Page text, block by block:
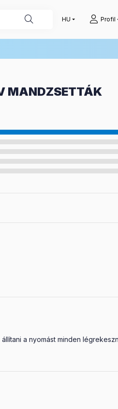
Profil
MANDZSETTÁK
a nyomást minden